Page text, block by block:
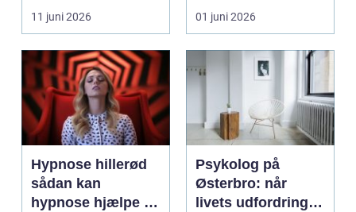
11 juni 2026
eller hoved uden at få
d...
01 juni 2026
Hypnose hillerød
sådan kan
hypnose hjælpe i
Psykolog på
Østerbro: når
livets udfordringer